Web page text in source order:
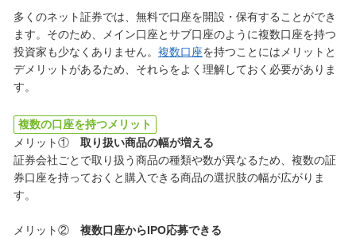
多くのネット証券では、無料で口座を開設・保有することができ
ます。そのため、メイン口座とサブ口座のように複数口座を持つ
投資家も少なくありません。 複数口座を持つことにはメリットと
デメリットがあるため、それらをよく理解しておく必要がありま
す。
複数の口座を持つメリット
メリット① 取り扱い商品の幅が増える
証券会社ごとで取り扱う商品の種類や数が異なるため、複数の証
券口座を持っておくと購入できる商品の選択肢の幅が広がりま
す。
メリット② 複数口座からIPO応募できる